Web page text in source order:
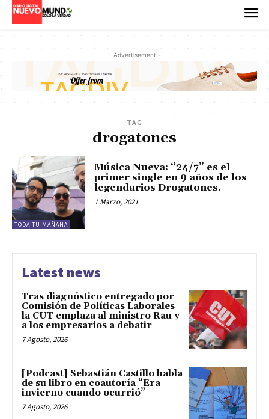
- Advertisement -
TAG
drogatones
TODA TU MAÑANA
Música Nueva: “24/7” es el
primer single en 9 años de los
legendarios Drogatones.
1 Marzo, 2021
Latest news
Tras diagnóstico entregado por
Comisión de Políticas Laborales
la CUT emplaza al ministro Rau y
a los empresarios a debatir
7 Agosto, 2026
[Podcast] Sebastián Castillo habla
de su libro en coautoría “Era
invierno cuando ocurrió”
7 Agosto, 2026